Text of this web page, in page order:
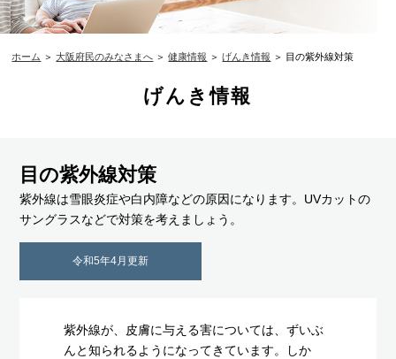
ホーム ＞大阪府民のみなさまへ ＞健康情報 ＞げんき情報 ＞ 目の紫外線対策
げんき情報
目の紫外線対策
紫外線は雪眼炎症や白内障などの原因になります。UVカットの
サングラスなどで対策を考えましょう。
令和5年4月更新
紫外線が、皮膚に与える害については、ずいぶ
んと知られるようになってきています。しか